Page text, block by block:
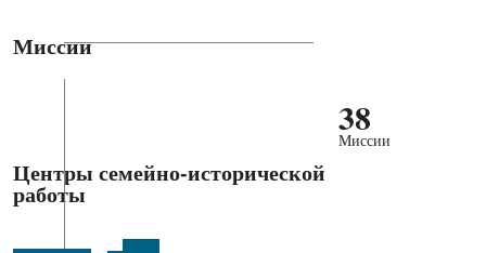
Миссии
38
Миссии
Центры семейно-исторической
работы